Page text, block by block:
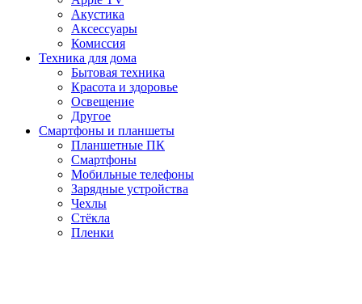
Акустика
Аксессуары
Комиссия
Техника для дома
Бытовая техника
Красота и здоровье
Освещение
Другое
Смартфоны и планшеты
Планшетные ПК
Смартфоны
Мобильные телефоны
Зарядные устройства
Чехлы
Стёкла
Пленки